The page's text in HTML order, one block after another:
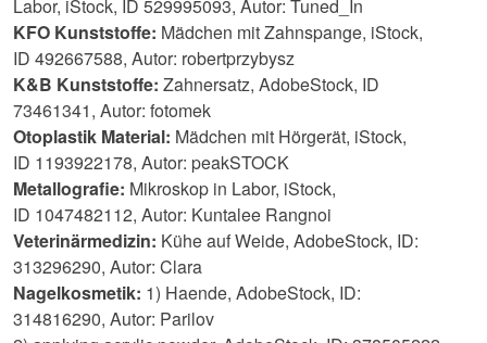
Labor, iStock, ID 529995093, Autor: Tuned_In
KFO Kunststoffe: Mädchen mit Zahnspange, iStock,
ID 492667588, Autor: robertprzybysz
K&B Kunststoffe: Zahnersatz, AdobeStock, ID
73461341, Autor: fotomek
Otoplastik Material: Mädchen mit Hörgerät, iStock,
ID 1193922178, Autor: peakSTOCK
Metallografie: Mikroskop in Labor, iStock,
ID 1047482112, Autor: Kuntalee Rangnoi
Veterinärmedizin: Kühe auf Weide, AdobeStock, ID:
313296290, Autor: Clara
Nagelkosmetik: 1) Haende, AdobeStock, ID:
314816290, Autor: Parilov